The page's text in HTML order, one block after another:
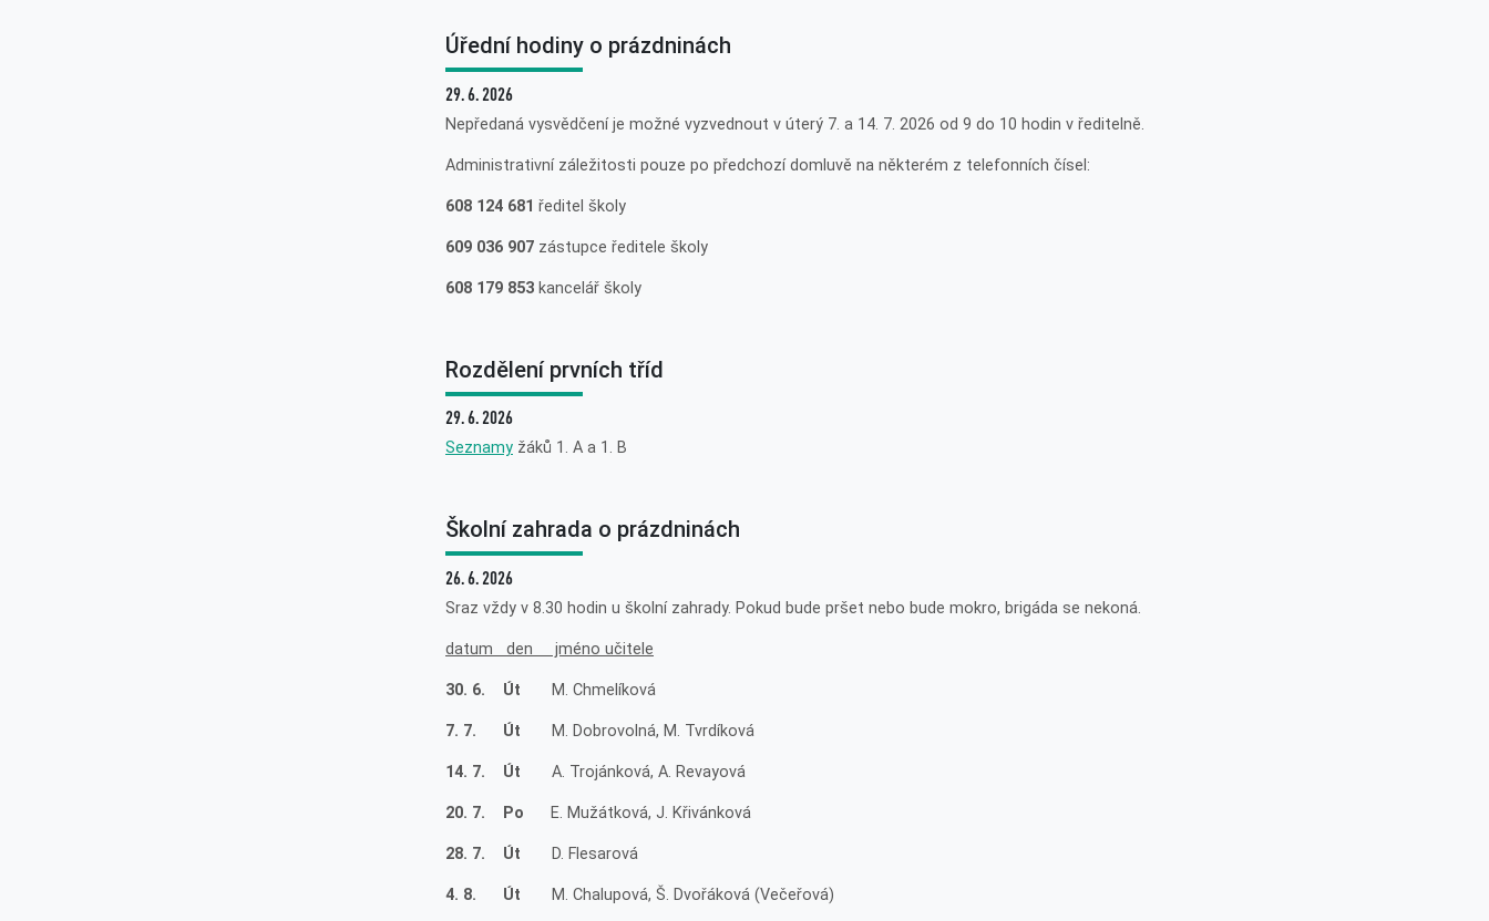
Úřední hodiny o prázdninách
29. 6. 2026
Nepředaná vysvědčení je možné vyzvednout v úterý 7. a 14. 7. 2026 od 9 do 10 hodin v ředitelně.
Administrativní záležitosti pouze po předchozí domluvě na některém z telefonních čísel:
608 124 681 ředitel školy
609 036 907 zástupce ředitele školy
608 179 853 kancelář školy
Rozdělení prvních tříd
29. 6. 2026
Seznamy žáků 1. A a 1. B
Školní zahrada o prázdninách
26. 6. 2026
Sraz vždy v 8.30 hodin u školní zahrady. Pokud bude pršet nebo bude mokro, brigáda se nekoná.
datum den jméno učitele
30. 6. Út M. Chmelíková
7. 7. Út M. Dobrovolná, M. Tvrdíková
14. 7. Út A. Trojánková, A. Revayová
20. 7. Po E. Mužátková, J. Křivánková
28. 7. Út D. Flesarová
4. 8. Út M. Chalupová, Š. Dvořáková (Večeřová)